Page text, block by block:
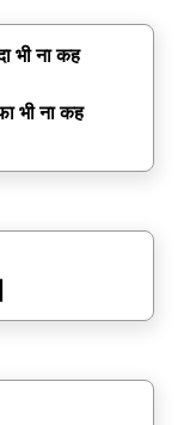
भी ना कह
भी ना कह